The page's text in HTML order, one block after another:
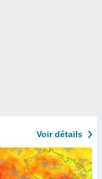
Voir détails